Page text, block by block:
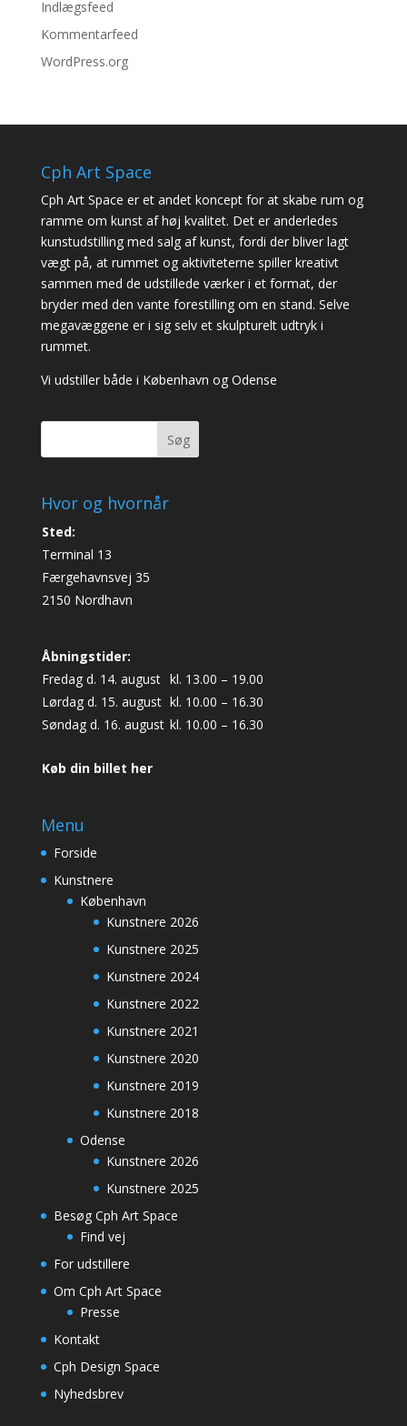
Indlægsfeed
Kommentarfeed
WordPress.org
Cph Art Space
Cph Art Space er et andet koncept for at skabe rum og
ramme om kunst af høj kvalitet. Det er anderledes
kunstudstilling med salg af kunst, fordi der bliver lagt
vægt på, at rummet og aktiviteterne spiller kreativt
sammen med de udstillede værker i et format, der
bryder med den vante forestilling om en stand. Selve
megavæggene er i sig selv et skulpturelt udtryk i
rummet.
Vi udstiller både i København og Odense
Søg
Hvor og hvornår
Sted:
Terminal 13
Færgehavnsvej 35
2150 Nordhavn
Åbningstider:
Fredag d. 14. august kl. 13.00 – 19.00
Lørdag d. 15. august kl. 10.00 – 16.30
Søndag d. 16. august kl. 10.00 – 16.30
Køb din billet her
Menu
Forside
Kunstnere
København
Kunstnere 2026
Kunstnere 2025
Kunstnere 2024
Kunstnere 2022
Kunstnere 2021
Kunstnere 2020
Kunstnere 2019
Kunstnere 2018
Odense
Kunstnere 2026
Kunstnere 2025
Besøg Cph Art Space
Find vej
For udstillere
Om Cph Art Space
Presse
Kontakt
Cph Design Space
Nyhedsbrev